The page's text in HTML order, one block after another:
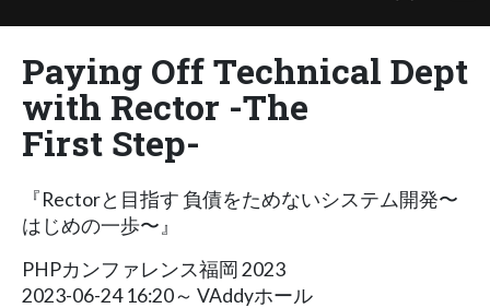
Paying Off Technical Dept
with Rector -The
First Step-
『Rectorと目指す 負債をためないシステム開発〜
はじめの一歩〜』
PHPカンファレンス福岡 2023
2023-06-24 16:20～ VAddyホール